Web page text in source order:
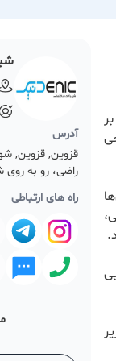
آدرس
قزوین, قزوین,
راضی، رو به روی
راه های ارتباطی